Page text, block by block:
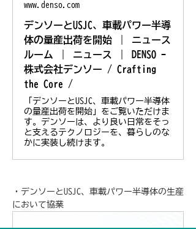
www.denso.com
デンソーとUSJC、車載パワー半導
体の量産出荷を開始 ｜ ニュース
ルーム ｜ ニュース ｜ DENSO -
株式会社デンソー / Crafting
the Core /
「デンソーとUSJC、車載パワー半導体
の量産出荷を開始」をご覧いただけま
す。デンソーは、より良い日常をそっ
と支えるテクノロジーを、暮らしのな
かに実装し続けます。
・デンソーとUSJC、車載パワー半導体の生産
において協業